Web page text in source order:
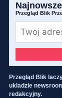
Przegląd Blik
Przegląd Blik
ukladzie
redakcyjny.